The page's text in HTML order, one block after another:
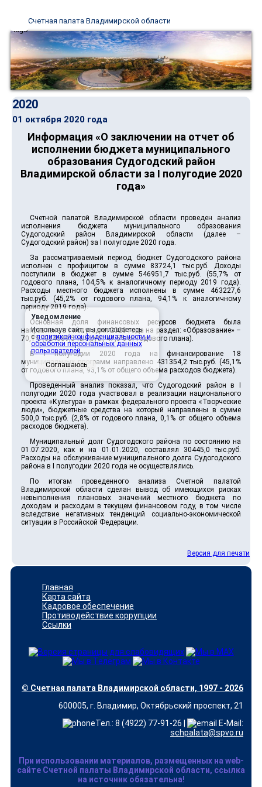
Счетная палата Владимирской области
2020
01 октября 2020 года
Информация «О заключении на отчет об
исполнении бюджета муниципального
образования Судогодский район
Владимирской области за I полугодие 2020
года»
Счетной палатой Владимирской области проведен анализ
исполнения бюджета муниципального образования
Судогодский район Владимирской области (далее –
Судогодский район) за I полугодие 2020 года.
За рассматриваемый период бюджет Судогодского района
исполнен с профицитом в сумме 83724,1 тыс.руб. Доходы
поступили в бюджет в сумме 546951,7 тыс.руб. (55,7% от
годового плана, 104,5% к аналогичному периоду 2019 года).
Расходы местного бюджета исполнены в сумме 463227,6
тыс.руб. (45,2% от годового плана, 94,1% к аналогичному
периоду 2019 года).
Основная доля финансовых ресурсов бюджета была
направлена в I полугодии 2020 года на раздел: «Образование» –
70,1% (324589,5 тыс.руб., 47,5% от годового плана).
В I полугодии 2020 года на финансирование 18
муниципальных программ направлено 431354,2 тыс.руб. (45,1%
от годового плана, 93,1% от общего объема расходов бюджета).
Проведенный анализ показал, что Судогодский район в I
полугодии 2020 года участвовал в реализации национального
проекта «Культура» в рамках федерального проекта «Творческие
люди», бюджетные средства на который направлены в сумме
500,0 тыс.руб. (2,8% от годового плана, 0,1% от общего объема
расходов бюджета).
Муниципальный долг Судогодского района по состоянию на
01.07.2020, как и на 01.01.2020, составлял 30445,0 тыс.руб.
Расходы на обслуживание муниципального долга Судогодского
района в I полугодии 2020 года не осуществлялись.
По итогам проведенного анализа Счетной палатой
Владимирской области сделан вывод об имеющихся рисках
невыполнения плановых значений местного бюджета по
доходам и расходам в текущем финансовом году, в том числе
вследствие негативных тенденций социально-экономической
ситуации в Российской Федерации.
Версия для печати
Главная
Карта сайта
Кадровое обеспечение
Противодействие коррупции
Ссылки
© Счетная палата Владимирской области, 1997 - 2026
600005, г. Владимир, Октябрьский проспект, 21
Тел.: 8 (4922) 77-91-26 |
E-Mail:
schpalata@spvo.ru
При использовании материалов, размещенных на web-
сайте Счетной палаты Владимирской области, ссылка
на источник обязательна!
Уведомление
Используя сайт, вы соглашаетесь
сполитикой конфиденциальности и
обработки персональных данных
пользователей.
Соглашаюсь